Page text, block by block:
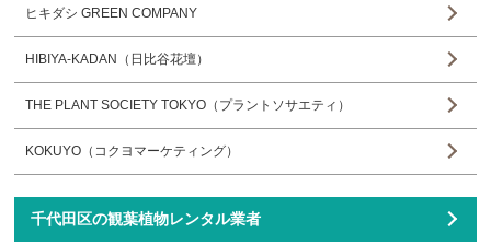
ヒキダシ GREEN COMPANY
HIBIYA-KADAN（日比谷花壇）
THE PLANT SOCIETY TOKYO（プラントソサエティ）
KOKUYO（コクヨマーケティング）
千代田区の観葉植物レンタル業者